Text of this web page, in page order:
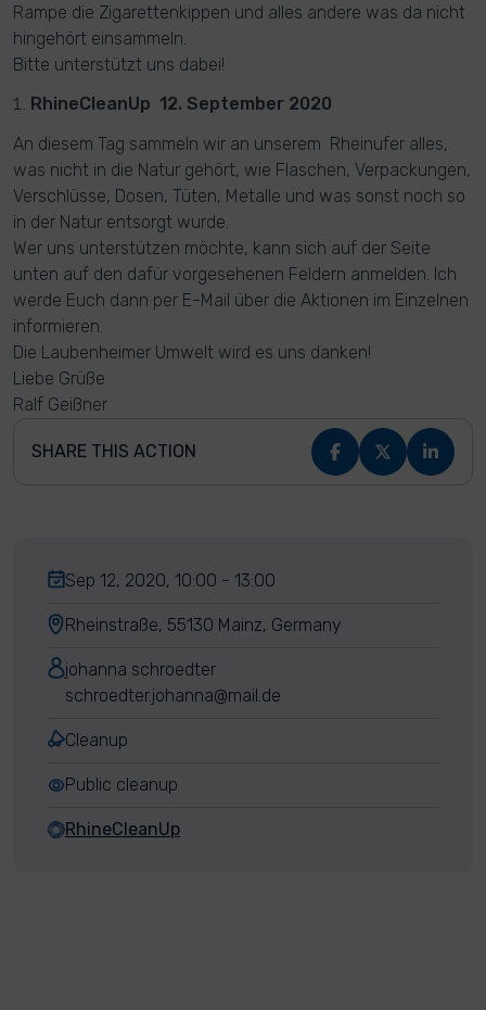
Rampe die Zigarettenkippen und alles andere was da nicht
hingehört einsammeln.
Bitte unterstützt uns dabei!
RhineCleanUp 12. September 2020
An diesem Tag sammeln wir an unserem Rheinufer alles,
was nicht in die Natur gehört, wie Flaschen, Verpackungen,
Verschlüsse, Dosen, Tüten, Metalle und was sonst noch so
in der Natur entsorgt wurde.
Wer uns unterstützen möchte, kann sich auf der Seite
unten auf den dafür vorgesehenen Feldern anmelden. Ich
werde Euch dann per E-Mail über die Aktionen im Einzelnen
informieren.
Die Laubenheimer Umwelt wird es uns danken!
Liebe Grüße
Ralf Geißner
SHARE THIS ACTION
Sep 12, 2020, 10:00 - 13:00
Rheinstraße, 55130 Mainz, Germany
johanna schroedter
schroedter.johanna@mail.de
Cleanup
Public cleanup
RhineCleanUp